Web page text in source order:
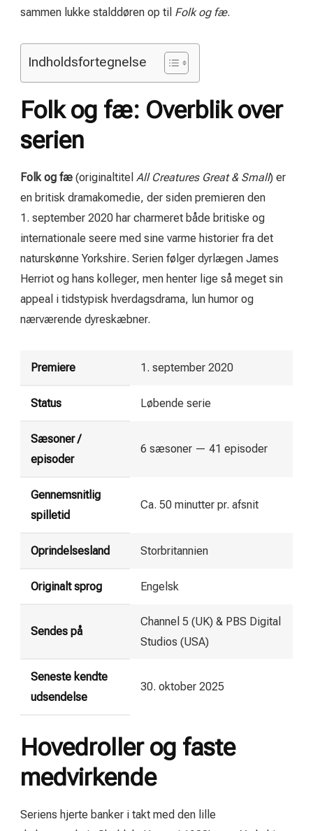
sammen lukke stalddøren op til Folk og fæ.
Indholdsfortegnelse
Folk og fæ: Overblik over
serien
Folk og fæ (originaltitel All Creatures Great & Small) er
en britisk dramakomedie, der siden premieren den
1. september 2020 har charmeret både britiske og
internationale seere med sine varme historier fra det
naturskønne Yorkshire. Serien følger dyrlægen James
Herriot og hans kolleger, men henter lige så meget sin
appeal i tidstypisk hverdagsdrama, lun humor og
nærværende dyreskæbner.
Premiere 1. september 2020
Status Løbende serie
Sæsoner /
episoder
6 sæsoner — 41 episoder
Gennemsnitlig
spilletid
Ca. 50 minutter pr. afsnit
Oprindelsesland Storbritannien
Originalt sprog Engelsk
Sendes på
Channel 5 (UK) & PBS Digital
Studios (USA)
Seneste kendte
udsendelse
30. oktober 2025
Hovedroller og faste
medvirkende
Seriens hjerte banker i takt med den lille